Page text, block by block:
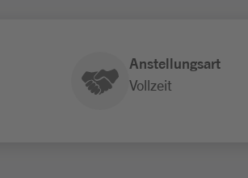
Anstellungsart
Vollzeit